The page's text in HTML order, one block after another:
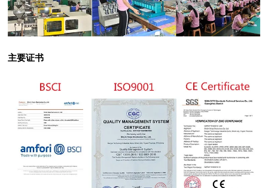
主要证书